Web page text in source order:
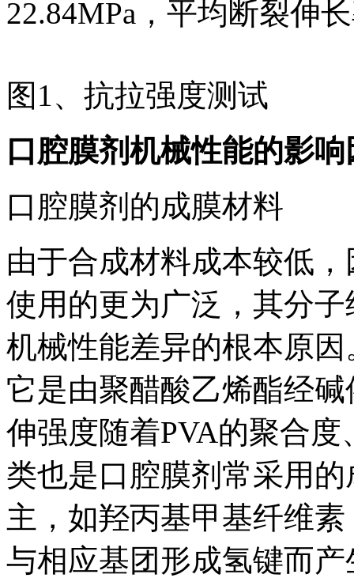
22.84MPa，平均断裂伸
图1、抗拉强度测试
口腔膜剂机械性能的影响
口腔膜剂的成膜材料
由于合成材料成本较低
使用的更为广泛，其分
机械性能差异的根本原
它是由聚醋酸乙烯酯经
伸强度随着PVA的聚合
类也是口腔膜剂常采用
主，如羟丙基甲基纤维
与相应基团形成氢键而